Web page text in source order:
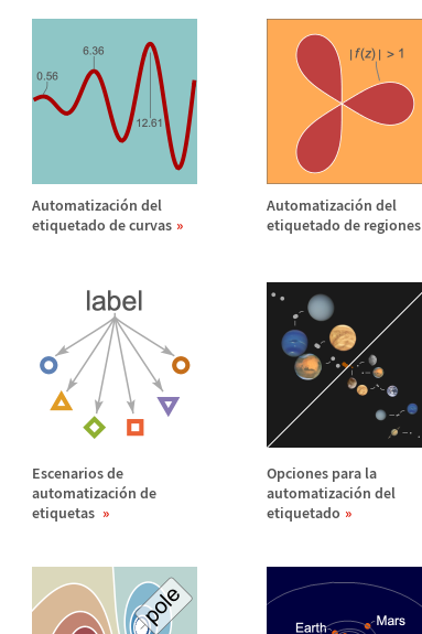
Automatización del
etiquetado de curvas
Automatización del
etiquetado de regiones
Escenarios de
automatización de
etiquetas
Opciones para la
automatización del
etiquetado